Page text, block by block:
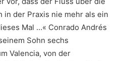
in der Praxis nie mehr als ein
Mal …« Conrado Andrés
Sohn sechs
Valencia, von der